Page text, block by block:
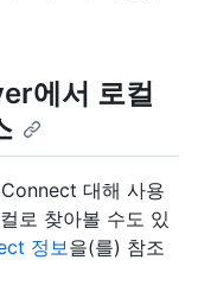
에서 로컬
대해 사용
로 찾아볼 수도 있
정보을(를) 참조